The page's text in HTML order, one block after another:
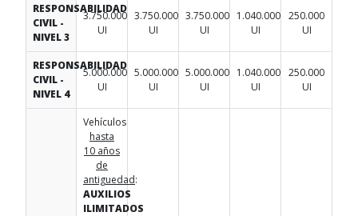
RESPONSABILIDAD
CIVIL -
NIVEL 3
3.750.000
UI
3.750.000
UI
3.750.000
UI
1.040.000
UI
250.000
UI
RESPONSABILIDAD
CIVIL -
NIVEL 4
5.000.000
UI
5.000.000
UI
5.000.000
UI
1.040.000
UI
250.000
UI
Vehículos
hasta
10 años
de
antiguedad:
AUXILIOS
ILIMITADOS